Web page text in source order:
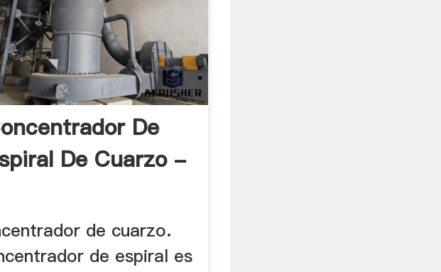
De
De Cuarzo -
de cuarzo.
de espiral es